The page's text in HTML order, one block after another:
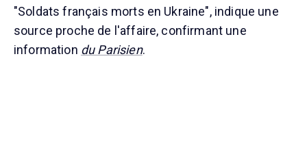
"Soldats français morts en Ukraine", indique une
source proche de l'affaire, confirmant une
information du Parisien.